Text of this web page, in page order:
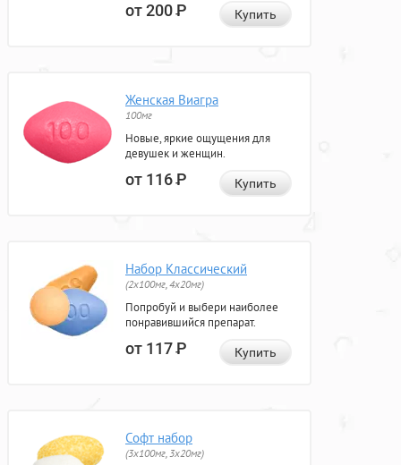
от 200Р Купить
Женская Виагра
100мг
Новые, яркие ощущения для
девушек и женщин.
от 116Р Купить
Набор Классический
(2x100мг, 4x20мг)
Попробуй и выбери наиболее
понравившийся препарат.
от 117Р Купить
Софт набор
(3x100мг, 3x20мг)